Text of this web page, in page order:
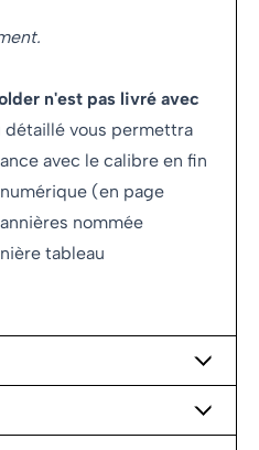
n'est pas livré avec
détaillé vous permettra
avec le calibre en fin
(en page
nommée
tableau